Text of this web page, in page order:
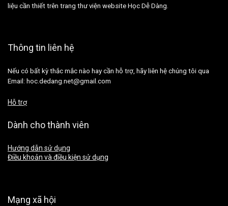
liệu cần thiết trên trang thư viện website Học Dễ Dàng.
Thông tin liên hệ
Nếu có bất kỳ thắc mắc nào hay cần hỗ trợ, hãy liên hệ chúng tôi qua
Email: hoc.dedang.net@gmail.com
Hỗ trợ
Dành cho thành viên
Hướng dẫn sử dụng
Điều khoản và điều kiện sử dụng
Mạng xã hội